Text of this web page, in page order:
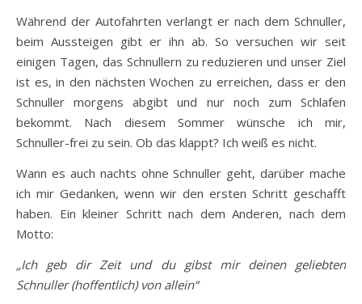
Während der Autofahrten verlangt er nach dem Schnuller,
beim Aussteigen gibt er ihn ab. So versuchen wir seit
einigen Tagen, das Schnullern zu reduzieren und unser Ziel
ist es, in den nächsten Wochen zu erreichen, dass er den
Schnuller morgens abgibt und nur noch zum Schlafen
bekommt. Nach diesem Sommer wünsche ich mir,
Schnuller-frei zu sein. Ob das klappt? Ich weiß es nicht.
Wann es auch nachts ohne Schnuller geht, darüber mache
ich mir Gedanken, wenn wir den ersten Schritt geschafft
haben. Ein kleiner Schritt nach dem Anderen, nach dem
Motto:
„Ich geb dir Zeit und du gibst mir deinen geliebten
Schnuller (hoffentlich) von allein“